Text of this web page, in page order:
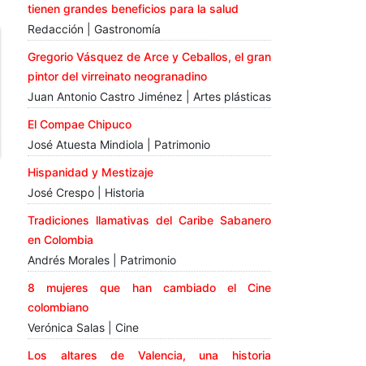
tienen grandes beneficios para la salud
Redacción | Gastronomía
Gregorio Vásquez de Arce y Ceballos, el gran
pintor del virreinato neogranadino
Juan Antonio Castro Jiménez | Artes plásticas
El Compae Chipuco
José Atuesta Mindiola | Patrimonio
Hispanidad y Mestizaje
José Crespo | Historia
Tradiciones llamativas del Caribe Sabanero
en Colombia
Andrés Morales | Patrimonio
8 mujeres que han cambiado el Cine
colombiano
Verónica Salas | Cine
Los altares de Valencia, una historia